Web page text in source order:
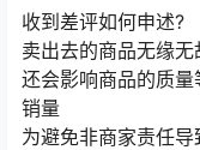
收到差评如何申述?
卖出去的商品无缘无
还会影响商品的质
销量
为避免非商家责任